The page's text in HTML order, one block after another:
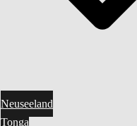
Neuseeland
Tonga